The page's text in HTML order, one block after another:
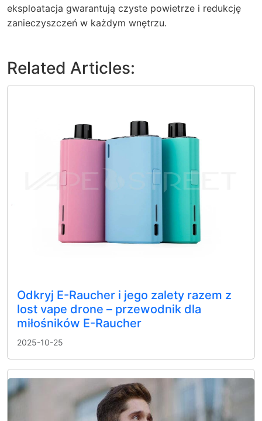
eksploatacja gwarantują czyste powietrze i redukcję
zanieczyszczeń w każdym wnętrzu.
Related Articles:
Odkryj E-Raucher i jego zalety razem z
lost vape drone – przewodnik dla
miłośników E-Raucher
2025-10-25